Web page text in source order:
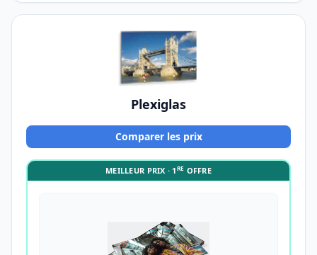
Plexiglas
Comparer les prix
MEILLEUR PRIX · 1RE OFFRE